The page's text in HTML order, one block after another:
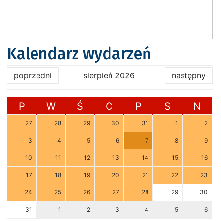
Kalendarz wydarzeń
poprzedni sierpień 2026 następny
P W Ś C P S N
27 28 29 30 31 1 2
3 4 5 6 7 8 9
10 11 12 13 14 15 16
17 18 19 20 21 22 23
24 25 26 27 28 29 30
31 1 2 3 4 5 6